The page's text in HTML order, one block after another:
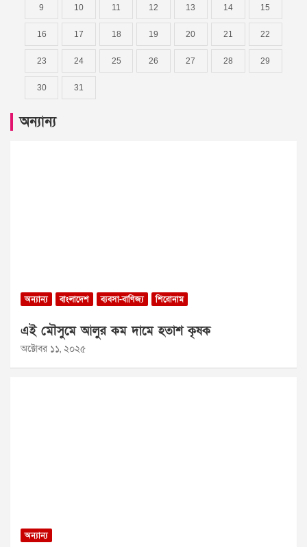
9 10 11 12 13 14 15
16 17 18 19 20 21 22
23 24 25 26 27 28 29
30 31
অন্যান্য
অন্যান্য বাংলাদেশ ব্যবসা-বাণিজ্য শিরোনাম
এই মৌসুমে আলুর কম দামে হতাশ কৃষক
অক্টোবর ১১, ২০২৫
অন্যান্য